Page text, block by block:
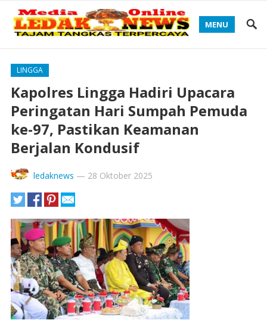
MENU
LINGGA
Kapolres Lingga Hadiri Upacara
Peringatan Hari Sumpah Pemuda
ke-97, Pastikan Keamanan
Berjalan Kondusif
ledaknews — 28 Oktober 2025